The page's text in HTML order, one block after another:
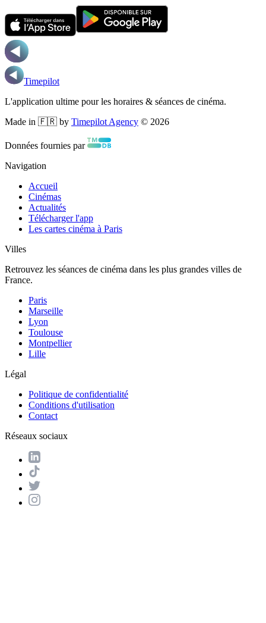
Timepilot
L'application ultime pour les horaires & séances de cinéma.
Made in 🇫🇷 by Timepilot Agency © 2026
Données fournies par
Navigation
Accueil
Cinémas
Actualités
Télécharger l'app
Les cartes cinéma à Paris
Villes
Retrouvez les séances de cinéma dans les plus grandes villes de
France.
Paris
Marseille
Lyon
Toulouse
Montpellier
Lille
Légal
Politique de confidentialité
Conditions d'utilisation
Contact
Réseaux sociaux